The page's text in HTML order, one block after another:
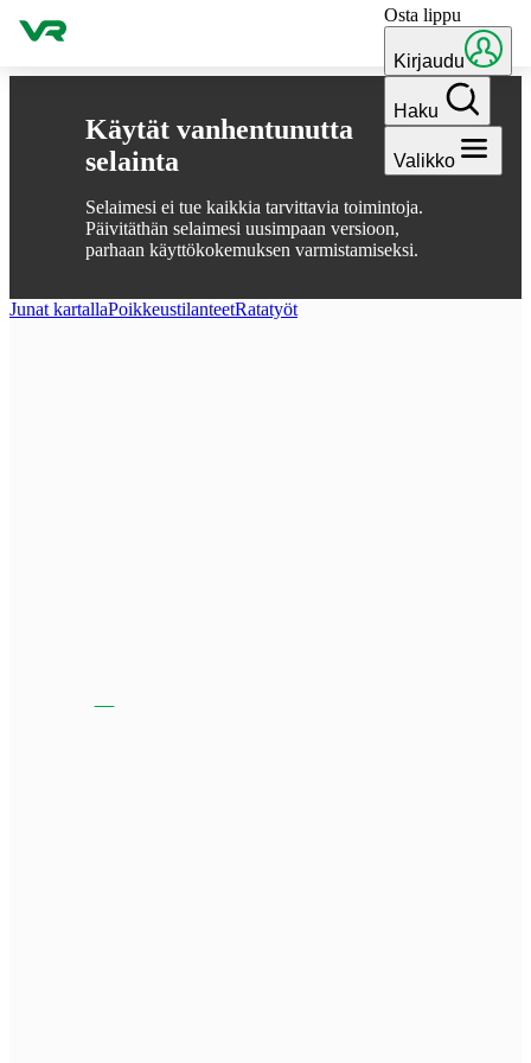
Käytät vanhentunutta
selainta
Selaimesi ei tue kaikkia tarvittavia toimintoja.
Päivitäthän selaimesi uusimpaan versioon,
parhaan käyttökokemuksen varmistamiseksi.
Hyppää sisältöön Osta lippu
Kirjaudu
Haku
Valikko
Junat kartallaPoikkeus­tilanteetRatatyöt